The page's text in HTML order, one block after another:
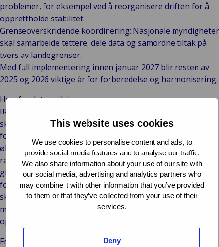
This website uses cookies
We use cookies to personalise content and ads, to
provide social media features and to analyse our traffic.
We also share information about your use of our site with
our social media, advertising and analytics partners who
may combine it with other information that you’ve provided
to them or that they’ve collected from your use of their
services.
Deny
problemer, for eksempel ved å reorganisere driften for å
opprettholde stabilitet.
Grenseoverskridende koordinering: Nasjonale myndigheter
skal samarbeide tettere, dele data og samordne tiltak på
tvers av landegrenser.
Med full implementering innen januar 2027 blir resten av
2025 og 2026 viktige år for forberedelse og harmonisering.
Hvorfor det er viktig
IRRD vil ikke umiddelbart endre den daglige
skadebehandlingen, men det vil påvirke hvordan
forsikringsselskaper forbereder seg på og håndterer
økonomisk press. Et harmonisert rammeverk bør føre til
raskere beslutninger, færre forsinkelser i
grenseoverskridende skadesaker og sterkere beskyttelse
for forsikringstakere. For bransjen representerer det et
skifte fra reaktiv problemløsning til proaktiv
motstandsdyktighet – å bygge systemer som tåler sjokk og
opprettholder tillit, selv i krevende tider.
Fremtidsutsikter